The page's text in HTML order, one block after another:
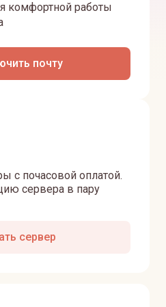
комфортной работы
почту
с почасовой оплатой.
сервера в пару
сервер